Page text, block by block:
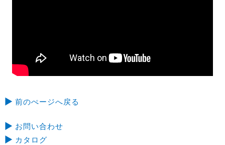
前のぺージへ戻る
お問い合わせ
カタログ